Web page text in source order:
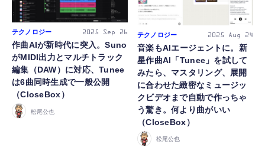
テクノロジー 2025 Sep 26
作曲AIが新時代に突入。Suno
がMIDI出力とマルチトラック
編集（DAW）に対応、Tunee
は6曲同時生成で一般公開
（CloseBox）
松尾公也
テクノロジー 2025 Aug 24
音楽もAIエージェントに。新
星作曲AI「Tunee」を試して
みたら、マスタリング、展開
に合わせた緻密なミュージッ
クビデオまで自動で作っちゃ
う驚き。何より曲がいい
（CloseBox）
松尾公也